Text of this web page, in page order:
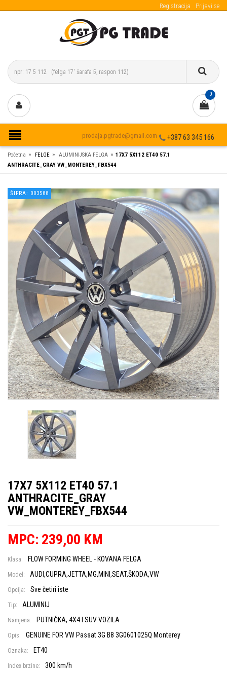
Registracija Prijavi se
0
+387 63 345 166
prodaja.pgtrade@gmail.com
Početna » FELGE » ALUMINIJSKA FELGA » 17X7 5X112 ET40 57.1
ANTHRACITE_GRAY VW_MONTEREY_FBX544
ŠIFRA: 003588
17X7 5X112 ET40 57.1
ANTHRACITE_GRAY
VW_MONTEREY_FBX544
MPC: 239,00 KM
Klasa: FLOW FORMING WHEEL - KOVANA FELGA
Model: AUDI,CUPRA,JETTA,MG,MINI,SEAT,ŠKODA,VW
Opcija: Sve četiri iste
Tip: ALUMINIJ
Namjena: PUTNIČKA, 4X4 I SUV VOZILA
Opis: GENUINE FOR VW Passat 3G B8 3G0601025Q Monterey
Oznaka: ET40
Index brzine: 300 km/h